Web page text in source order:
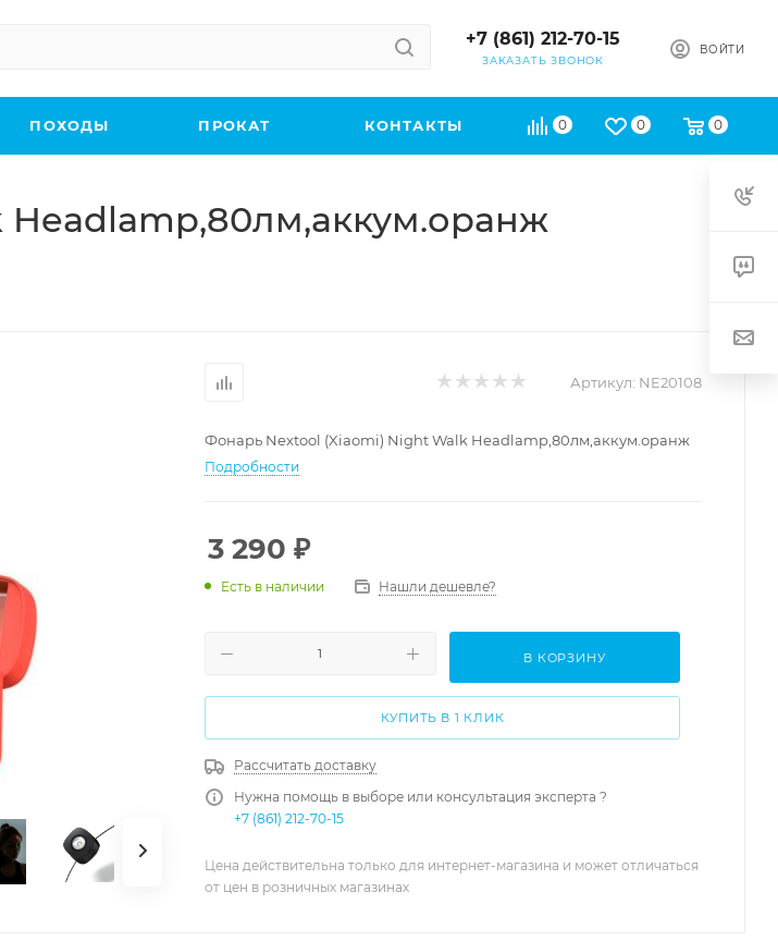
+7 (861) 212-70-15
ЗАКАЗАТЬ ЗВОНОК
ВОЙТИ
0 0 0
ПОХОДЫ ПРОКАТ КОНТАКТЫ
Артикул: NE20108
Фонарь Nextool (Xiaomi) Night Walk Headlamp,80лм,аккум.оранж
Подробности
3 290 ₽
Есть в наличии Нашли дешевле?
В КОРЗИНУ
КУПИТЬ В 1 КЛИК
Рассчитать доставку
Нужна помощь в выборе или консультация эксперта ?
+7 (861) 212-70-15
Цена действительна только для интернет-магазина и может отличаться
от цен в розничных магазинах